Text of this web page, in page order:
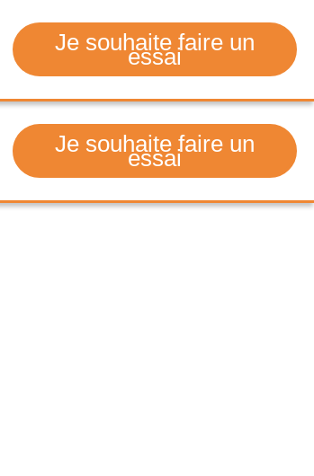
Je souhaite faire un
essai
Je souhaite faire un
essai